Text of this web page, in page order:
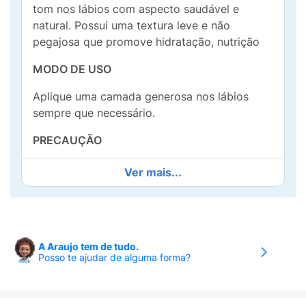
tom nos lábios com aspecto saudável e
natural. Possui uma textura leve e não
pegajosa que promove hidratação, nutrição
MODO DE USO
Aplique uma camada generosa nos lábios
sempre que necessário.
PRECAUÇÃO
Uso externo. Manter fora do alcance das
crianças. Não ingerir. Em caso de contato
acidental com os olhos, enxaguar
sensibilidade dérmica, procure orientação
médica. Manter em local
Ver mais...
A Araujo tem de tudo.
Posso te ajudar de alguma forma?